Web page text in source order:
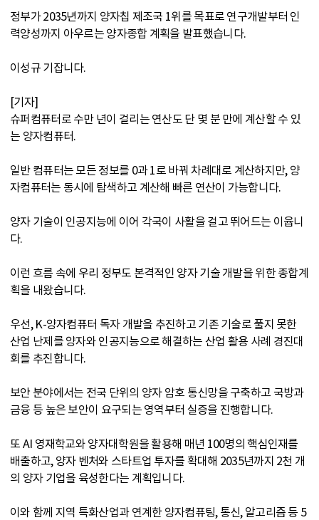
정부가 2035년까지 양자칩 제조국 1위를 목표로 연구개발부터 인
력양성까지 아우르는 양자종합 계획을 발표했습니다.
이성규 기잡니다.
[기자]
슈퍼컴퓨터로 수만 년이 걸리는 연산도 단 몇 분 만에 계산할 수 있
는 양자컴퓨터.
일반 컴퓨터는 모든 정보를 0과 1로 바꿔 차례대로 계산하지만, 양
자컴퓨터는 동시에 탐색하고 계산해 빠른 연산이 가능합니다.
양자 기술이 인공지능에 이어 각국이 사활을 걸고 뛰어드는 이윱니
다.
이런 흐름 속에 우리 정부도 본격적인 양자 기술 개발을 위한 종합계
획을 내왔습니다.
우선, K-양자컴퓨터 독자 개발을 추진하고 기존 기술로 풀지 못한
산업 난제를 양자와 인공지능으로 해결하는 산업 활용 사례 경진대
회를 추진합니다.
보안 분야에서는 전국 단위의 양자 암호 통신망을 구축하고 국방과
금융 등 높은 보안이 요구되는 영역부터 실증을 진행합니다.
또 AI 영재학교와 양자대학원을 활용해 매년 100명의 핵심인재를
배출하고, 양자 벤처와 스타트업 투자를 확대해 2035년까지 2천 개
의 양자 기업을 육성한다는 계획입니다.
이와 함께 지역 특화산업과 연계한 양자컴퓨팅, 통신, 알고리즘 등 5